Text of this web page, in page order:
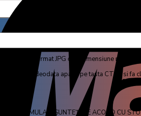
4 poze in format JPG cu o dimensiune maxima
poze deodata apasa pe tasta CTRL si fa
FORMULAR, SUNTEȚI DE ACORD CU